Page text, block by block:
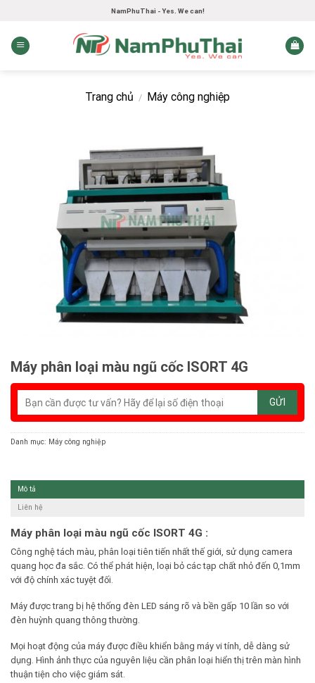
content
NamPhuThai - Yes. We can!
Trang chủ / Máy công nghiệp
Máy phân loại màu ngũ cốc ISORT 4G
Danh mục: Máy công nghiệp
Mô tả
Liên hệ
Máy phân loại màu ngũ cốc ISORT 4G :
Công nghệ tách màu, phân loại tiên tiến nhất thế giới, sử dụng camera
quang học đa sắc. Có thể phát hiện, loại bỏ các tạp chất nhỏ đến 0,1mm
với độ chính xác tuyệt đối.
Máy được trang bị hệ thống đèn LED sáng rõ và bền gấp 10 lần so với
đèn huỳnh quang thông thường.
Mọi hoạt động của máy được điều khiển bằng máy vi tính, dễ dàng sử
dụng. Hình ảnh thực của nguyên liệu cần phân loại hiển thị trên màn hình
thuận tiện cho việc giám sát.